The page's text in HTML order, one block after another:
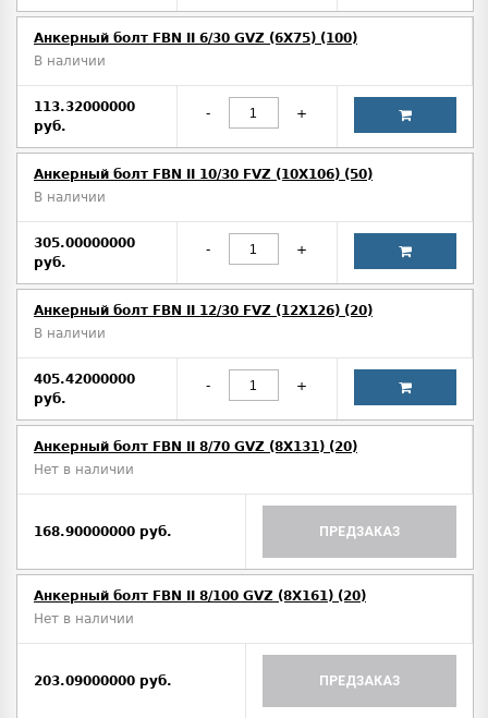
Анкерный болт FBN II 6/30 GVZ (6X75) (100)
В наличии
113.32000000
руб.
- +
Анкерный болт FBN II 10/30 FVZ (10X106) (50)
В наличии
305.00000000
руб.
- +
Анкерный болт FBN II 12/30 FVZ (12X126) (20)
В наличии
405.42000000
руб.
- +
Анкерный болт FBN II 8/70 GVZ (8X131) (20)
Нет в наличии
168.90000000 руб. ПРЕДЗАКАЗ
Анкерный болт FBN II 8/100 GVZ (8X161) (20)
Нет в наличии
203.09000000 руб. ПРЕДЗАКАЗ